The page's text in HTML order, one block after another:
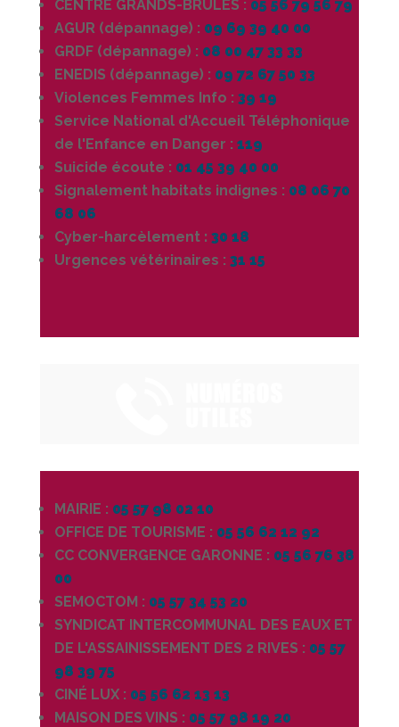
CENTRE GRANDS-BRÛLÉS : 05 56 79 56 79
AGUR (dépannage) : 09 69 39 40 00
GRDF (dépannage) : 08 00 47 33 33
ENEDIS (dépannage) : 09 72 67 50 33
Violences Femmes Info : 39 19
Service National d'Accueil Téléphonique
de l'Enfance en Danger : 119
Suicide écoute : 01 45 39 40 00
Signalement habitats indignes : 08 06 70
68 06
Cyber-harcèlement: 30 18
Urgences vétérinaires : 31 15
MAIRIE : 05 57 98 02 10
OFFICE DE TOURISME : 05 56 62 12 92
CC CONVERGENCE GARONNE : 05 56 76 38
00
SEMOCTOM : 05 57 34 53 20
SYNDICAT INTERCOMMUNAL DES EAUX ET
DE L'ASSAINISSEMENT DES 2 RIVES : 05 57
98 39 75
CINÉ LUX : 05 56 62 13 13
MAISON DES VINS : 05 57 98 19 20